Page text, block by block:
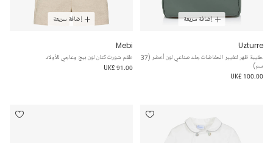
إضافة سريعة
Uzturre
حقيبة ظهر لتغيير الحفاضات جلد صناعي لون أخضر (37
سم)
UK£ 100.00
إضافة سريعة
Mebi
طقم شورت كتان لون بيج وعاجي للأولاد
UK£ 91.00